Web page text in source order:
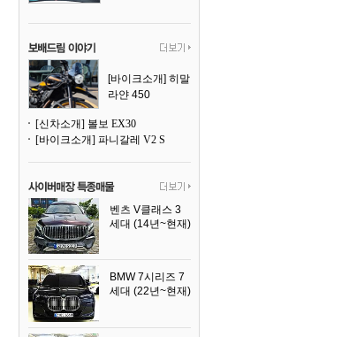
[바이크소개] 히말
라얀 450
[신차소개] 볼보 EX30
[바이크소개] 파니갈레 V2 S
벤츠 V클래스 3
세대 (14년~현재)
BMW 7시리즈 7
세대 (22년~현재)